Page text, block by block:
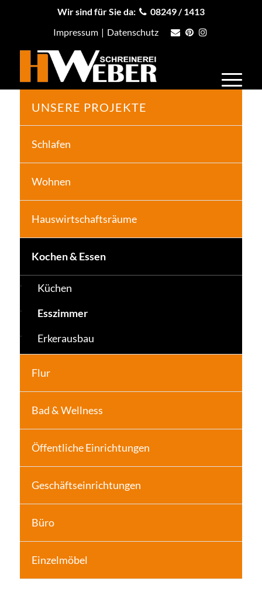
Wir sind für Sie da:
08249 / 1413
Impressum | Datenschutz
UNSERE PROJEKTE
Schlafen
Wohnen
Hauswirtschaftsräume
Kochen & Essen
Küchen
Esszimmer
Erkerausbau
Flur
Bad & Wellness
Öffentliche Einrichtungen
Geschäftseinrichtungen
Büro
Einzelmöbel